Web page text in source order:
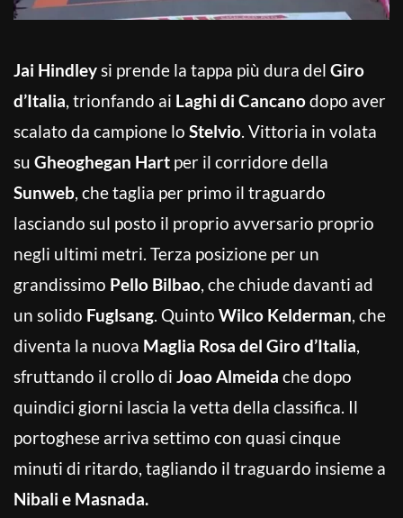
Jai Hindleysi prende la tappa più dura del Giro
d’Italia, trionfando ai Laghi di Cancanodopo aver
scalato da campione lo Stelvio. Vittoria in volata
su Gheoghegan Hart per il corridore della
Sunweb, che taglia per primo il traguardo
lasciando sul posto il proprio avversario proprio
negli ultimi metri. Terza posizione per un
grandissimo Pello Bilbao, che chiude davanti ad
un solido Fuglsang. Quinto Wilco Kelderman, che
diventa la nuova Maglia Rosa del Giro d’Italia,
sfruttando il crollo di Joao Almeida che dopo
quindici giorni lascia la vetta della classifica. Il
portoghese arriva settimo con quasi cinque
minuti di ritardo, tagliando il traguardo insieme a
Nibali e Masnada.